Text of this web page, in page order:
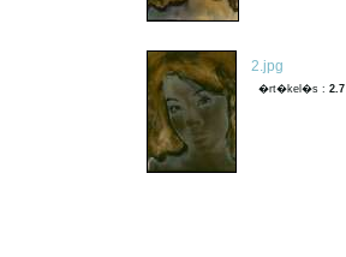
2.jpg
�rt�kel�s :2.7